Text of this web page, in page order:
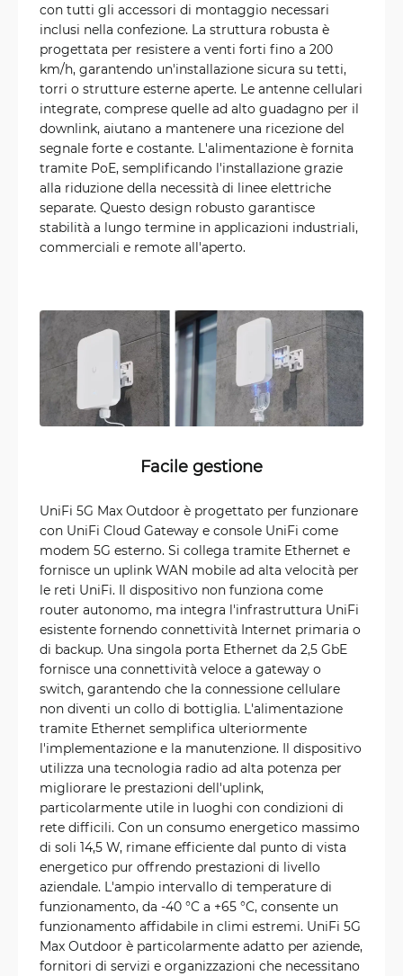
con tutti gli accessori di montaggio necessari
inclusi nella confezione. La struttura robusta è
progettata per resistere a venti forti fino a 200
km/h, garantendo un'installazione sicura su tetti,
torri o strutture esterne aperte. Le antenne cellulari
integrate, comprese quelle ad alto guadagno per il
downlink, aiutano a mantenere una ricezione del
segnale forte e costante. L'alimentazione è fornita
tramite PoE, semplificando l'installazione grazie
alla riduzione della necessità di linee elettriche
separate. Questo design robusto garantisce
stabilità a lungo termine in applicazioni industriali,
commerciali e remote all'aperto.
Facile gestione
UniFi 5G Max Outdoor è progettato per funzionare
con UniFi Cloud Gateway e console UniFi come
modem 5G esterno. Si collega tramite Ethernet e
fornisce un uplink WAN mobile ad alta velocità per
le reti UniFi. Il dispositivo non funziona come
router autonomo, ma integra l'infrastruttura UniFi
esistente fornendo connettività Internet primaria o
di backup. Una singola porta Ethernet da 2,5 GbE
fornisce una connettività veloce a gateway o
switch, garantendo che la connessione cellulare
non diventi un collo di bottiglia. L'alimentazione
tramite Ethernet semplifica ulteriormente
l'implementazione e la manutenzione. Il dispositivo
utilizza una tecnologia radio ad alta potenza per
migliorare le prestazioni dell'uplink,
particolarmente utile in luoghi con condizioni di
rete difficili. Con un consumo energetico massimo
di soli 14,5 W, rimane efficiente dal punto di vista
energetico pur offrendo prestazioni di livello
aziendale. L'ampio intervallo di temperature di
funzionamento, da -40 °C a +65 °C, consente un
funzionamento affidabile in climi estremi. UniFi 5G
Max Outdoor è particolarmente adatto per aziende,
fornitori di servizi e organizzazioni che necessitano